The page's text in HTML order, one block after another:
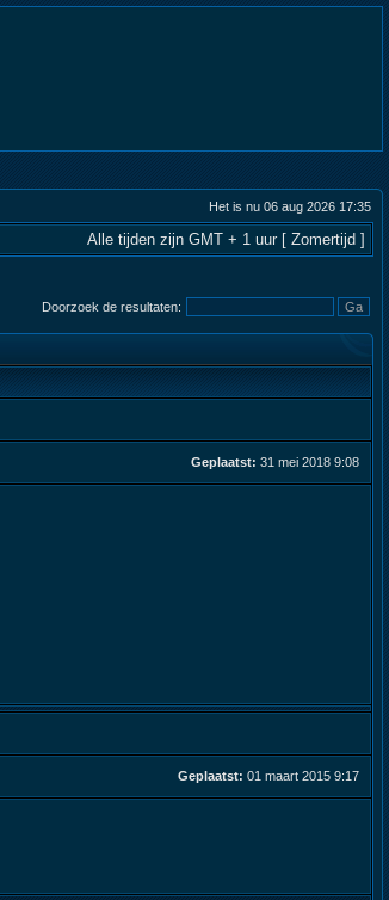
Het is nu 06 aug 2026 17:35
Alle tijden zijn GMT + 1 uur [ Zomertijd ]
Doorzoek de resultaten:
Geplaatst: 31 mei 2018 9:08
Geplaatst: 01 maart 2015 9:17